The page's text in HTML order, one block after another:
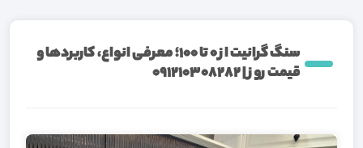
سنگ گرانیت از ۰ تا ۱۰۰؛ معرفی انواع، کاربردها و
قیمت روز | 091210308282